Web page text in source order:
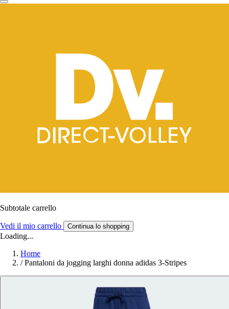
Subtotale carrello
Vedi il mio carrello Continua lo shopping
Loading...
Home
/ Pantaloni da jogging larghi donna adidas 3-Stripes